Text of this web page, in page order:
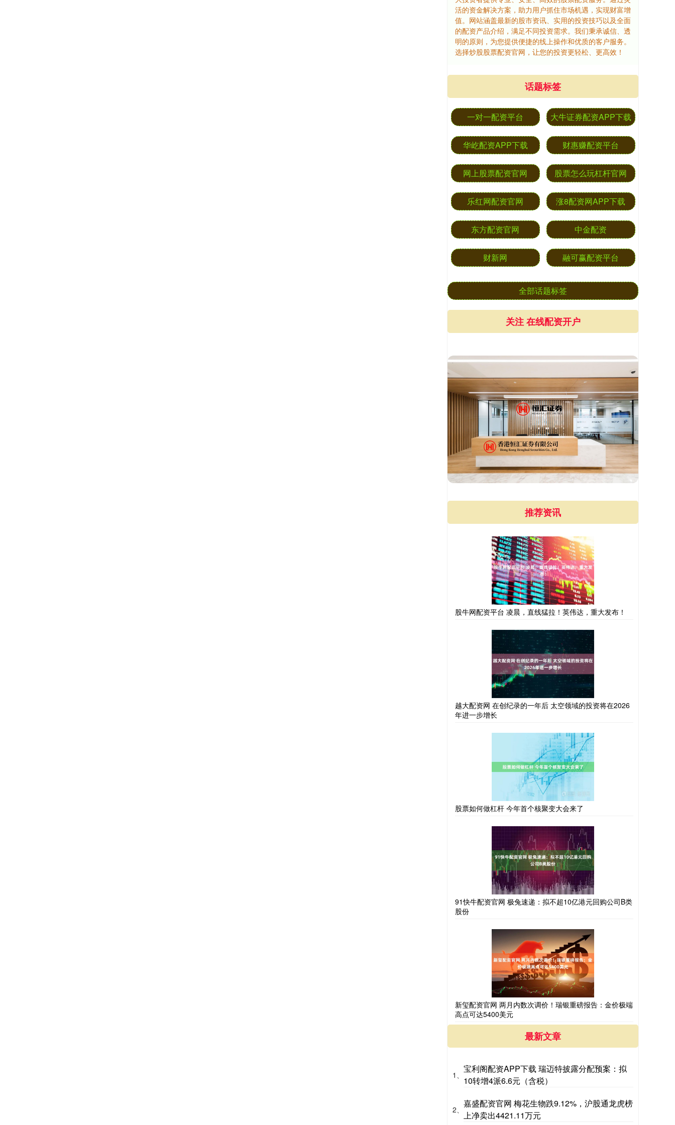
活的资金解决方案，助力用户抓住市场机遇，实现财富增
值。网站涵盖最新的股市资讯、实用的投资技巧以及全面
的配资产品介绍，满足不同投资需求。我们秉承诚信、透
明的原则，为您提供便捷的线上操作和优质的客户服务。
选择炒股股票配资官网，让您的投资更轻松、更高效！
话题标签
一对一配资平台 大牛证券配资APP下载
华屹配资APP下载 财惠赚配资平台
网上股票配资官网 股票怎么玩杠杆官网
乐红网配资官网 涨8配资网APP下载
东方配资官网 中金配资
财新网 融可赢配资平台
全部话题标签
关注 在线配资开户
推荐资讯
股牛网配资平台 凌晨，直线猛拉！英伟达，重大发布！
越大配资网 在创纪录的一年后 太空领域的投资将在2026
年进一步增长
股票如何做杠杆 今年首个核聚变大会来了
91快牛配资官网 极兔速递：拟不超10亿港元回购公司B类
股份
新玺配资官网 两月内数次调价！瑞银重磅报告：金价极端
高点可达5400美元
最新文章
1、
宝利阁配资APP下载 瑞迈特披露分配预案：拟
10转增4派6.6元（含税）
2、
嘉盛配资官网 梅花生物跌9.12%，沪股通龙虎榜
上净卖出4421.11万元